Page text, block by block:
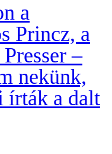
a
Princz, a
–
nekünk,
írták a dalt